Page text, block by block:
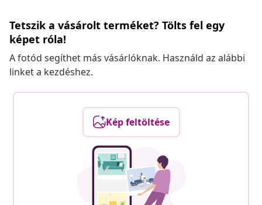
Tetszik a vásárolt terméket? Tölts fel egy
képet róla!
A fotód segíthet más vásárlóknak. Használd az alábbi
linket a kezdéshez.
Kép feltöltése